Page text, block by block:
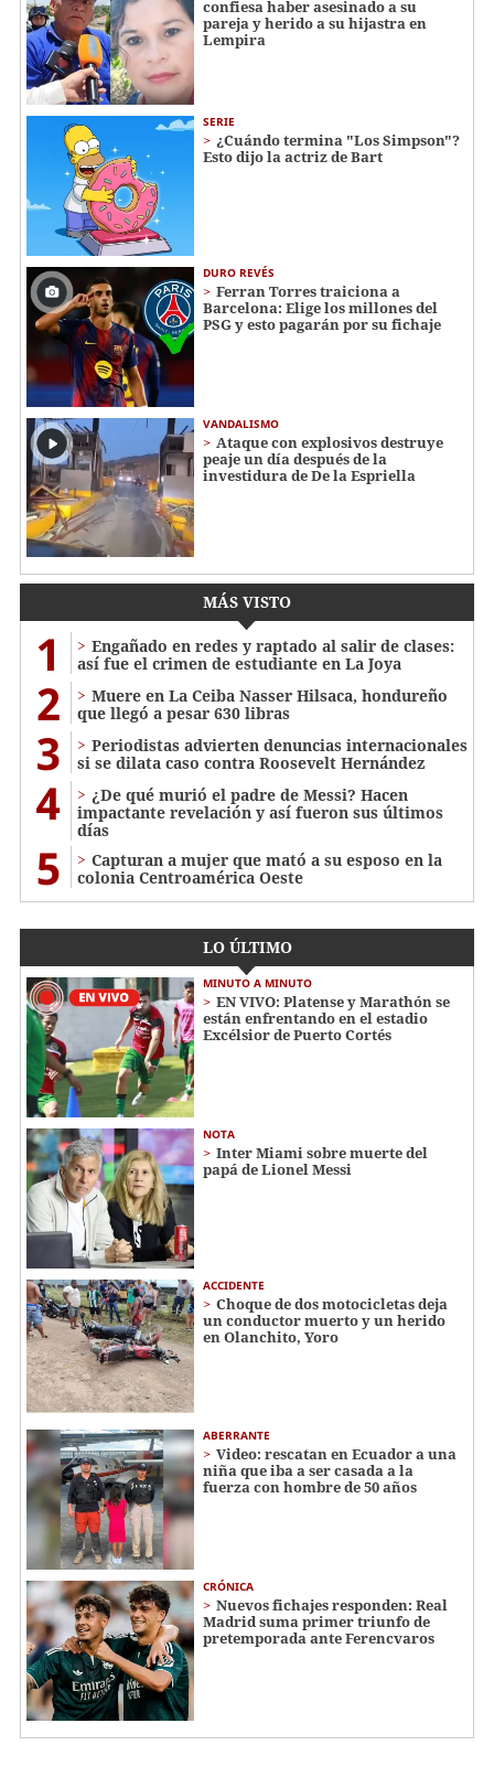
confiesa haber asesinado a su
pareja y herido a su hijastra en
Lempira
SERIE
¿Cuándo termina "Los Simpson"?
Esto dijo la actriz de Bart
DURO REVÉS
Ferran Torres traiciona a
Barcelona: Elige los millones del
PSG y esto pagarán por su fichaje
VANDALISMO
Ataque con explosivos destruye
peaje un día después de la
investidura de De la Espriella
MÁS VISTO
1
Engañado en redes y raptado al salir de clases:
así fue el crimen de estudiante en La Joya
2
Muere en La Ceiba Nasser Hilsaca, hondureño
que llegó a pesar 630 libras
3
Periodistas advierten denuncias internacionales
si se dilata caso contra Roosevelt Hernández
4
¿De qué murió el padre de Messi? Hacen
impactante revelación y así fueron sus últimos
días
5
Capturan a mujer que mató a su esposo en la
colonia Centroamérica Oeste
LO ÚLTIMO
MINUTO A MINUTO
EN VIVO: Platense y Marathón se
están enfrentando en el estadio
Excélsior de Puerto Cortés
NOTA
Inter Miami sobre muerte del
papá de Lionel Messi
ACCIDENTE
Choque de dos motocicletas deja
un conductor muerto y un herido
en Olanchito, Yoro
ABERRANTE
Video: rescatan en Ecuador a una
niña que iba a ser casada a la
fuerza con hombre de 50 años
CRÓNICA
Nuevos fichajes responden: Real
Madrid suma primer triunfo de
pretemporada ante Ferencvaros